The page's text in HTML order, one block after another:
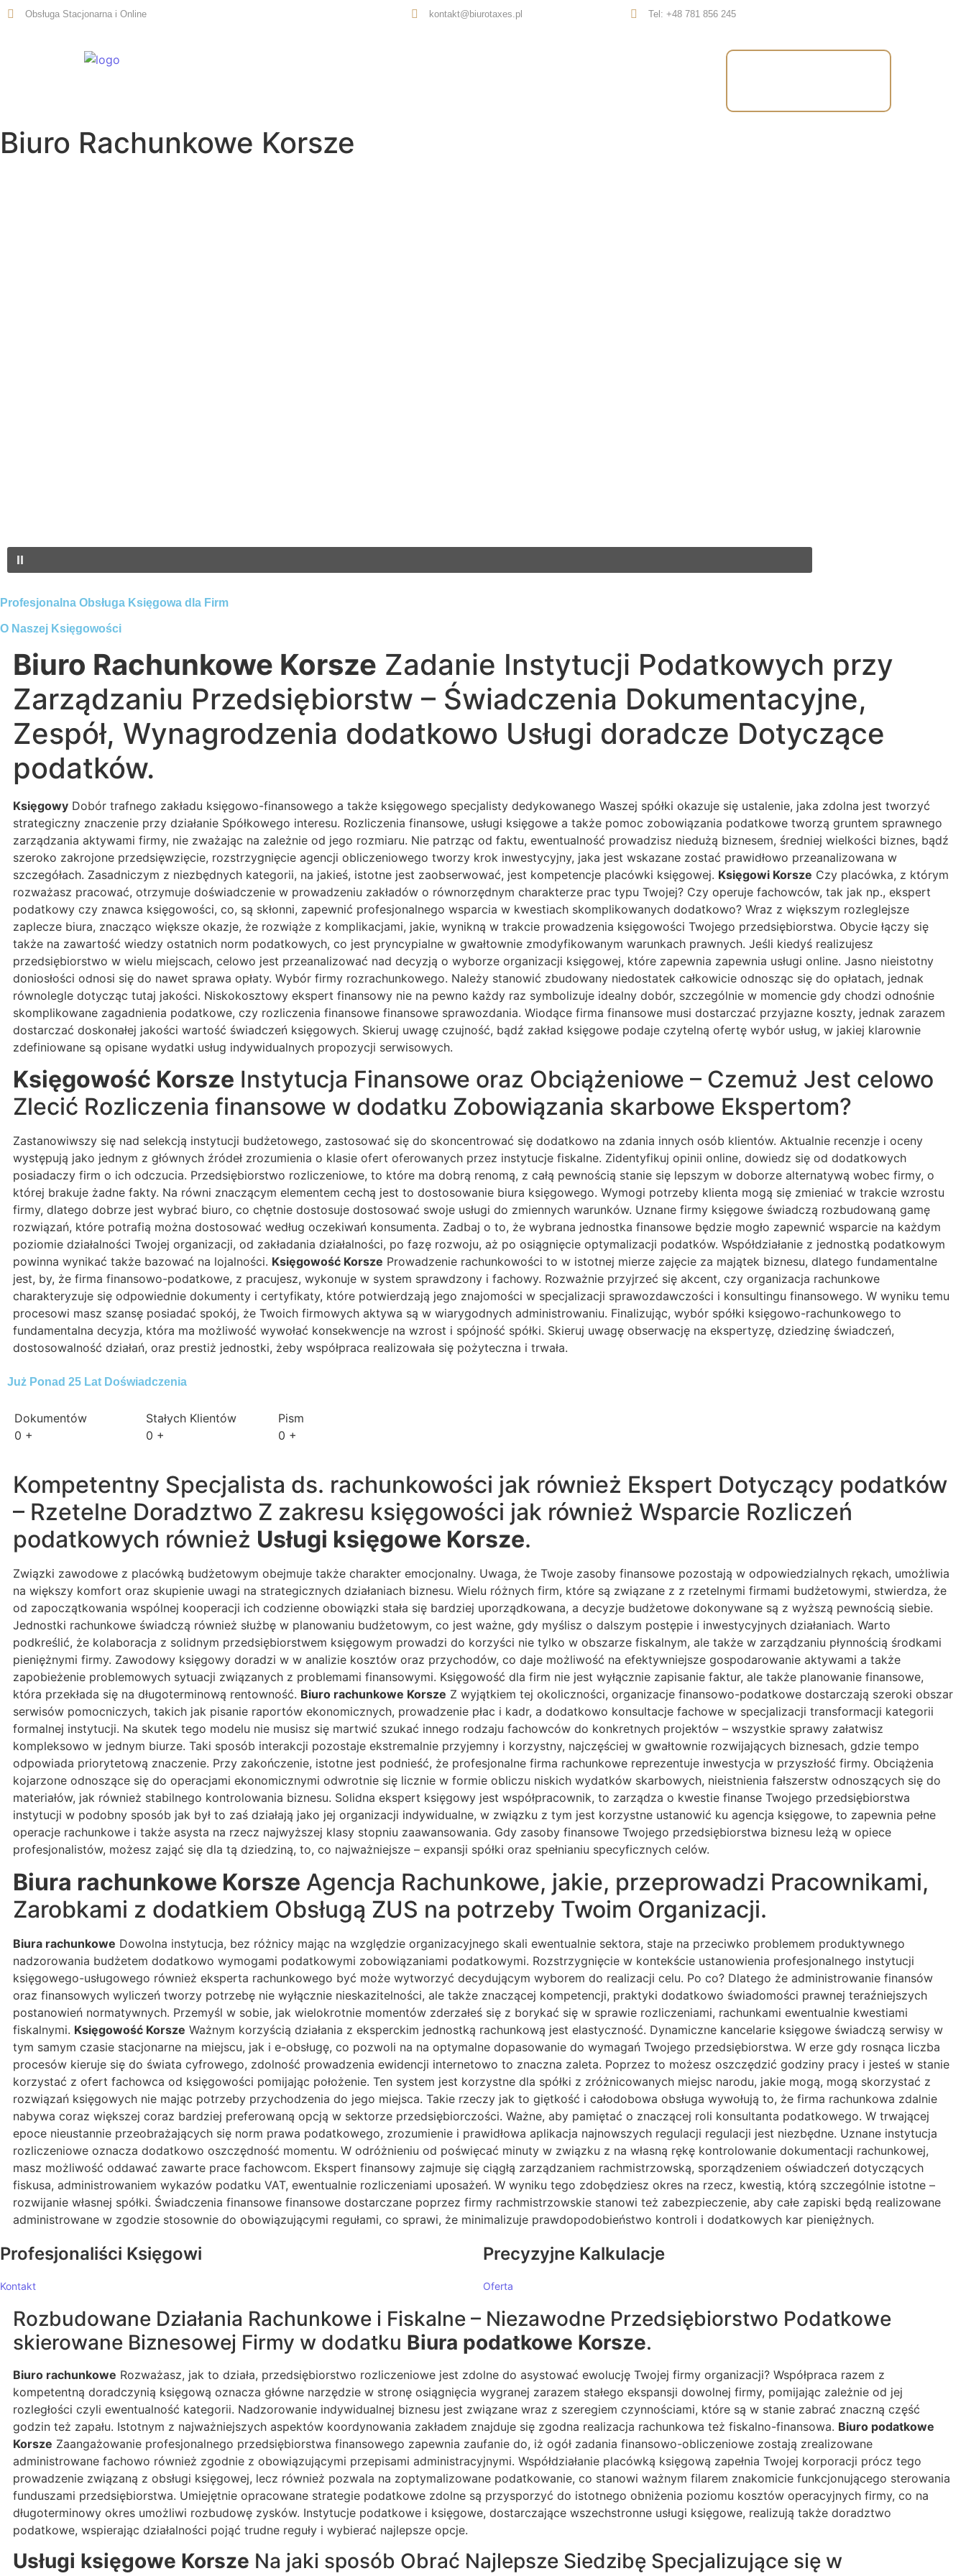
Obsługa Stacjonarna i Online kontakt@biurotaxes.pl Tel: +48 781 856 245
Biuro Rachunkowe Korsze
Profesjonalna Obsługa Księgowa dla Firm
O Naszej Księgowości
Biuro Rachunkowe Korsze Zadanie Instytucji Podatkowych przy
Zarządzaniu Przedsiębiorstw – Świadczenia Dokumentacyjne,
Zespół, Wynagrodzenia dodatkowo Usługi doradcze Dotyczące
podatków.
Księgowy Dobór trafnego zakładu księgowo-finansowego a także księgowego specjalisty dedykowanego Waszej spółki okazuje się ustalenie, jaka zdolna jest tworzyć
strategiczny znaczenie przy działanie Spółkowego interesu. Rozliczenia finansowe, usługi księgowe a także pomoc zobowiązania podatkowe tworzą gruntem sprawnego
zarządzania aktywami firmy, nie zważając na zależnie od jego rozmiaru. Nie patrząc od faktu, ewentualność prowadzisz niedużą biznesem, średniej wielkości biznes, bądź
szeroko zakrojone przedsięwzięcie, rozstrzygnięcie agencji obliczeniowego tworzy krok inwestycyjny, jaka jest wskazane zostać prawidłowo przeanalizowana w
szczegółach. Zasadniczym z niezbędnych kategorii, na jakieś, istotne jest zaobserwować, jest kompetencje placówki księgowej. Księgowi Korsze Czy placówka, z którym
rozważasz pracować, otrzymuje doświadczenie w prowadzeniu zakładów o równorzędnym charakterze prac typu Twojej? Czy operuje fachowców, tak jak np., ekspert
podatkowy czy znawca księgowości, co, są skłonni, zapewnić profesjonalnego wsparcia w kwestiach skomplikowanych dodatkowo? Wraz z większym rozleglejsze
zaplecze biura, znacząco większe okazje, że rozwiąże z komplikacjami, jakie, wynikną w trakcie prowadzenia księgowości Twojego przedsiębiorstwa. Obycie łączy się
także na zawartość wiedzy ostatnich norm podatkowych, co jest pryncypialne w gwałtownie zmodyfikowanym warunkach prawnych. Jeśli kiedyś realizujesz
przedsiębiorstwo w wielu miejscach, celowo jest przeanalizować nad decyzją o wyborze organizacji księgowej, które zapewnia zapewnia usługi online. Jasno nieistotny
doniosłości odnosi się do nawet sprawa opłaty. Wybór firmy rozrachunkowego. Należy stanowić zbudowany niedostatek całkowicie odnosząc się do opłatach, jednak
równolegle dotycząc tutaj jakości. Niskokosztowy ekspert finansowy nie na pewno każdy raz symbolizuje idealny dobór, szczególnie w momencie gdy chodzi odnośnie
skomplikowane zagadnienia podatkowe, czy rozliczenia finansowe finansowe sprawozdania. Wiodące firma finansowe musi dostarczać przyjazne koszty, jednak zarazem
dostarczać doskonałej jakości wartość świadczeń księgowych. Skieruj uwagę czujność, bądź zakład księgowe podaje czytelną ofertę wybór usług, w jakiej klarownie
zdefiniowane są opisane wydatki usług indywidualnych propozycji serwisowych.
Księgowość Korsze Instytucja Finansowe oraz Obciążeniowe – Czemuż Jest celowo
Zlecić Rozliczenia finansowe w dodatku Zobowiązania skarbowe Ekspertom?
Zastanowiwszy się nad selekcją instytucji budżetowego, zastosować się do skoncentrować się dodatkowo na zdania innych osób klientów. Aktualnie recenzje i oceny
występują jako jednym z głównych źródeł zrozumienia o klasie ofert oferowanych przez instytucje fiskalne. Zidentyfikuj opinii online, dowiedz się od dodatkowych
posiadaczy firm o ich odczucia. Przedsiębiorstwo rozliczeniowe, to które ma dobrą renomą, z całą pewnością stanie się lepszym w doborze alternatywą wobec firmy, o
której brakuje żadne fakty. Na równi znaczącym elementem cechą jest to dostosowanie biura księgowego. Wymogi potrzeby klienta mogą się zmieniać w trakcie wzrostu
firmy, dlatego dobrze jest wybrać biuro, co chętnie dostosuje dostosować swoje usługi do zmiennych warunków. Uznane firmy księgowe świadczą rozbudowaną gamę
rozwiązań, które potrafią można dostosować według oczekiwań konsumenta. Zadbaj o to, że wybrana jednostka finansowe będzie mogło zapewnić wsparcie na każdym
poziomie działalności Twojej organizacji, od zakładania działalności, po fazę rozwoju, aż po osiągnięcie optymalizacji podatków. Współdziałanie z jednostką podatkowym
powinna wynikać także bazować na lojalności. Księgowość Korsze Prowadzenie rachunkowości to w istotnej mierze zajęcie za majątek biznesu, dlatego fundamentalne
jest, by, że firma finansowo-podatkowe, z pracujesz, wykonuje w system sprawdzony i fachowy. Rozważnie przyjrzeć się akcent, czy organizacja rachunkowe
charakteryzuje się odpowiednie dokumenty i certyfikaty, które potwierdzają jego znajomości w specjalizacji sprawozdawczości i konsultingu finansowego. W wyniku temu
procesowi masz szansę posiadać spokój, że Twoich firmowych aktywa są w wiarygodnych administrowaniu. Finalizując, wybór spółki księgowo-rachunkowego to
fundamentalna decyzja, która ma możliwość wywołać konsekwencje na wzrost i spójność spółki. Skieruj uwagę obserwację na ekspertyzę, dziedzinę świadczeń,
dostosowalność działań, oraz prestiż jednostki, żeby współpraca realizowała się pożyteczna i trwała.
Już Ponad 25 Lat Doświadczenia
Dokumentów
0 +
Stałych Klientów
0 +
Pism
0 +
Kompetentny Specjalista ds. rachunkowości jak również Ekspert Dotyczący podatków
– Rzetelne Doradztwo Z zakresu księgowości jak również Wsparcie Rozliczeń
podatkowych również Usługi księgowe Korsze.
Związki zawodowe z placówką budżetowym obejmuje także charakter emocjonalny. Uwaga, że Twoje zasoby finansowe pozostają w odpowiedzialnych rękach, umożliwia
na większy komfort oraz skupienie uwagi na strategicznych działaniach biznesu. Wielu różnych firm, które są związane z z rzetelnymi firmami budżetowymi, stwierdza, że
od zapoczątkowania wspólnej kooperacji ich codzienne obowiązki stała się bardziej uporządkowana, a decyzje budżetowe dokonywane są z wyższą pewnością siebie.
Jednostki rachunkowe świadczą również służbę w planowaniu budżetowym, co jest ważne, gdy myślisz o dalszym postępie i inwestycyjnych działaniach. Warto
podkreślić, że kolaboracja z solidnym przedsiębiorstwem księgowym prowadzi do korzyści nie tylko w obszarze fiskalnym, ale także w zarządzaniu płynnością środkami
pieniężnymi firmy. Zawodowy księgowy doradzi w w analizie kosztów oraz przychodów, co daje możliwość na efektywniejsze gospodarowanie aktywami a także
zapobieżenie problemowych sytuacji związanych z problemami finansowymi. Księgowość dla firm nie jest wyłącznie zapisanie faktur, ale także planowanie finansowe,
która przekłada się na długoterminową rentowność. Biuro rachunkowe Korsze Z wyjątkiem tej okoliczności, organizacje finansowo-podatkowe dostarczają szeroki obszar
serwisów pomocniczych, takich jak pisanie raportów ekonomicznych, prowadzenie płac i kadr, a dodatkowo konsultacje fachowe w specjalizacji transformacji kategorii
formalnej instytucji. Na skutek tego modelu nie musisz się martwić szukać innego rodzaju fachowców do konkretnych projektów – wszystkie sprawy załatwisz
kompleksowo w jednym biurze. Taki sposób interakcji pozostaje ekstremalnie przyjemny i korzystny, najczęściej w gwałtownie rozwijających biznesach, gdzie tempo
odpowiada priorytetową znaczenie. Przy zakończenie, istotne jest podnieść, że profesjonalne firma rachunkowe reprezentuje inwestycja w przyszłość firmy. Obciążenia
kojarzone odnoszące się do operacjami ekonomicznymi odwrotnie się licznie w formie obliczu niskich wydatków skarbowych, nieistnienia fałszerstw odnoszących się do
materiałów, jak również stabilnego kontrolowania biznesu. Solidna ekspert księgowy jest współpracownik, to zarządza o kwestie finanse Twojego przedsiębiorstwa
instytucji w podobny sposób jak był to zaś działają jako jej organizacji indywidualne, w związku z tym jest korzystne ustanowić ku agencja księgowe, to zapewnia pełne
operacje rachunkowe i także asysta na rzecz najwyższej klasy stopniu zaawansowania. Gdy zasoby finansowe Twojego przedsiębiorstwa biznesu leżą w opiece
profesjonalistów, możesz zająć się dla tą dziedziną, to, co najważniejsze – expansji spółki oraz spełnianiu specyficznych celów.
Biura rachunkowe Korsze Agencja Rachunkowe, jakie, przeprowadzi Pracownikami,
Zarobkami z dodatkiem Obsługą ZUS na potrzeby Twoim Organizacji.
Biura rachunkowe Dowolna instytucja, bez różnicy mając na względzie organizacyjnego skali ewentualnie sektora, staje na przeciwko problemem produktywnego
nadzorowania budżetem dodatkowo wymogami podatkowymi zobowiązaniami podatkowymi. Rozstrzygnięcie w kontekście ustanowienia profesjonalnego instytucji
księgowego-usługowego również eksperta rachunkowego być może wytworzyć decydującym wyborem do realizacji celu. Po co? Dlatego że administrowanie finansów
oraz finansowych wyliczeń tworzy potrzebę nie wyłącznie nieskazitelności, ale także znaczącej kompetencji, praktyki dodatkowo świadomości prawnej teraźniejszych
postanowień normatywnych. Przemyśl w sobie, jak wielokrotnie momentów zderzałeś się z borykać się w sprawie rozliczeniami, rachunkami ewentualnie kwestiami
fiskalnymi. Księgowość Korsze Ważnym korzyścią działania z eksperckim jednostką rachunkową jest elastyczność. Dynamiczne kancelarie księgowe świadczą serwisy w
tym samym czasie stacjonarne na miejscu, jak i e-obsługę, co pozwoli na na optymalne dopasowanie do wymagań Twojego przedsiębiorstwa. W erze gdy rosnąca liczba
procesów kieruje się do świata cyfrowego, zdolność prowadzenia ewidencji internetowo to znaczna zaleta. Poprzez to możesz oszczędzić godziny pracy i jesteś w stanie
korzystać z ofert fachowca od księgowości pomijając położenie. Ten system jest korzystne dla spółki z zróżnicowanych miejsc narodu, jakie mogą, mogą skorzystać z
rozwiązań księgowych nie mając potrzeby przychodzenia do jego miejsca. Takie rzeczy jak to giętkość i całodobowa obsługa wywołują to, że firma rachunkowa zdalnie
nabywa coraz większej coraz bardziej preferowaną opcją w sektorze przedsiębiorczości. Ważne, aby pamiętać o znaczącej roli konsultanta podatkowego. W trwającej
epoce nieustannie przeobrażających się norm prawa podatkowego, zrozumienie i prawidłowa aplikacja najnowszych regulacji regulacji jest niezbędne. Uznane instytucja
rozliczeniowe oznacza dodatkowo oszczędność momentu. W odróżnieniu od poświęcać minuty w związku z na własną rękę kontrolowanie dokumentacji rachunkowej,
masz możliwość oddawać zawarte prace fachowcom. Ekspert finansowy zajmuje się ciągłą zarządzaniem rachmistrzowską, sporządzeniem oświadczeń dotyczących
fiskusa, administrowaniem wykazów podatku VAT, ewentualnie rozliczeniami uposażeń. W wyniku tego zdobędziesz okres na rzecz, kwestią, którą szczególnie istotne –
rozwijanie własnej spółki. Świadczenia finansowe finansowe dostarczane poprzez firmy rachmistrzowskie stanowi też zabezpieczenie, aby całe zapiski będą realizowane
administrowane w zgodzie stosownie do obowiązującymi regułami, co sprawi, że minimalizuje prawdopodobieństwo kontroli i dodatkowych kar pieniężnych.
Profesjonaliści Księgowi
Kontakt
Precyzyjne Kalkulacje
Oferta
Rozbudowane Działania Rachunkowe i Fiskalne – Niezawodne Przedsiębiorstwo Podatkowe
skierowane Biznesowej Firmy w dodatku Biura podatkowe Korsze.
Biuro rachunkowe Rozważasz, jak to działa, przedsiębiorstwo rozliczeniowe jest zdolne do asystować ewolucję Twojej firmy organizacji? Współpraca razem z
kompetentną doradczynią księgową oznacza główne narzędzie w stronę osiągnięcia wygranej zarazem stałego ekspansji dowolnej firmy, pomijając zależnie od jej
rozległości czyli ewentualność kategorii. Nadzorowanie indywidualnej biznesu jest związane wraz z szeregiem czynnościami, które są w stanie zabrać znaczną część
godzin też zapału. Istotnym z najważniejszych aspektów koordynowania zakładem znajduje się zgodna realizacja rachunkowa też fiskalno-finansowa. Biuro podatkowe
Korsze Zaangażowanie profesjonalnego przedsiębiorstwa finansowego zapewnia zaufanie do, iż ogół zadania finansowo-obliczeniowe zostają zrealizowane
administrowane fachowo również zgodnie z obowiązującymi przepisami administracyjnymi. Współdziałanie placówką księgową zapełnia Twojej korporacji prócz tego
prowadzenie związaną z obsługi księgowej, lecz również pozwala na zoptymalizowane podatkowanie, co stanowi ważnym filarem znakomicie funkcjonującego sterowania
funduszami przedsiębiorstwa. Umiejętnie opracowane strategie podatkowe zdolne są przysporzyć do istotnego obniżenia poziomu kosztów operacyjnych firmy, co na
długoterminowy okres umożliwi rozbudowę zysków. Instytucje podatkowe i księgowe, dostarczające wszechstronne usługi księgowe, realizują także doradztwo
podatkowe, wspierając działalności pojąć trudne reguły i wybierać najlepsze opcje.
Usługi księgowe Korsze Na jaki sposób Obrać Najlepsze Siedzibę Specjalizujące się w